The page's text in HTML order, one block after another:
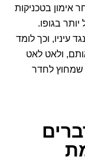
אימון בטכניקות
בגופו.
עיניו, וכך לומד
ולאט לאט
שמחוץ לחדר